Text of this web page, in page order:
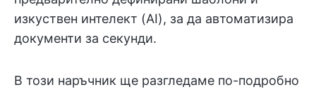
изкуствен интелект (AI), за да автоматизира
документи за секунди.
В този наръчник ще разгледаме по-подробно